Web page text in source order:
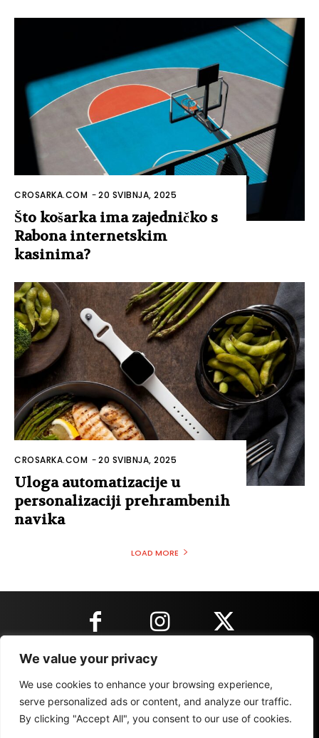
We value your privacy
We use cookies to enhance your browsing experience,
serve personalized ads or content, and analyze our traffic.
By clicking "Accept All", you consent to our use of cookies.
CROSARKA.COM -20 SVIBNJA, 2025
Što košarka ima zajedničko s
Rabona internetskim
kasinima?
CROSARKA.COM -20 SVIBNJA, 2025
Uloga automatizacije u
personalizaciji prehrambenih
navika
LOAD MORE
KONTAKT INFORMACIJE
IMPRESSUM MARKETING REZULTATI